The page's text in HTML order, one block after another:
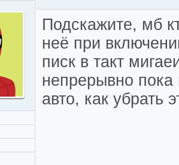
Подскажите, мб
неё при
писк в такт
непрерывно
авто, как убрать